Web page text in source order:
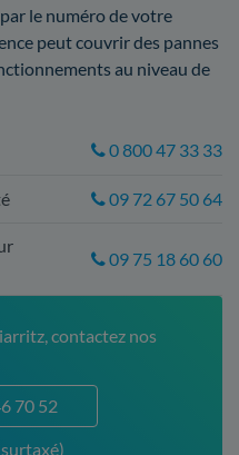
le numéro de votre
peut couvrir des pannes
au niveau de
0 800 47 33 33
09 72 67 50 64
09 75 18 60 60
contactez nos
70 52